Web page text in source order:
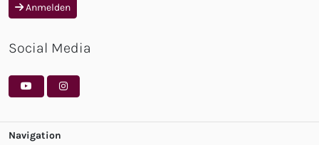
Anmelden
Social Media
Navigation